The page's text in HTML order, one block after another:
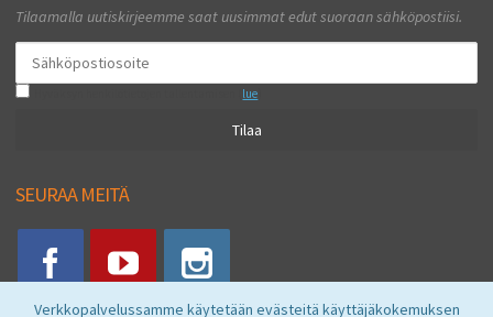
Verkkopalvelussamme käytetään evästeitä käyttäjäkokemuksen
Tilaamalla uutiskirjeemme saat uusimmat edut suoraan sähköpostiisi.
lue
Tilaa
SEURAA MEITÄ